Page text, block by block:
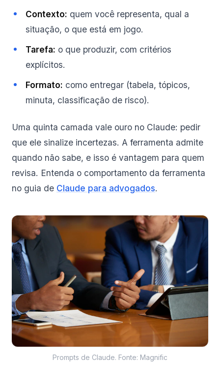
Contexto: quem você representa, qual a
situação, o que está em jogo.
Tarefa: o que produzir, com critérios
explícitos.
Formato: como entregar (tabela, tópicos,
minuta, classificação de risco).
Uma quinta camada vale ouro no Claude: pedir
que ele sinalize incertezas. A ferramenta admite
quando não sabe, e isso é vantagem para quem
revisa. Entenda o comportamento da ferramenta
no guia de Claude para advogados.
Prompts de Claude. Fonte: Magnific